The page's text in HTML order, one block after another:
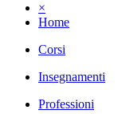
×
Home
Corsi
Insegnamenti
Professioni